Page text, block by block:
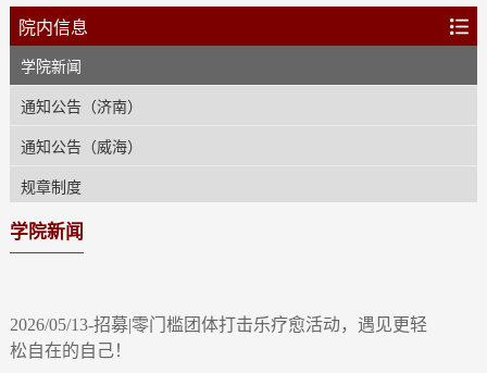
院内信息
学院新闻
通知公告（济南）
通知公告（威海）
规章制度
学院新闻
2026/05/13-招募|零门槛团体打击乐疗愈活动，遇见更轻
松自在的自己！